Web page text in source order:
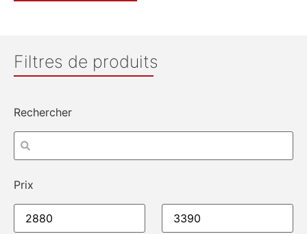
Filtres de produits
Rechercher
Prix